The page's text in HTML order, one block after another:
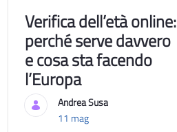
Verifica dell’età online:
perché serve davvero
e cosa sta facendo
l’Europa
Andrea Susa
11 mag